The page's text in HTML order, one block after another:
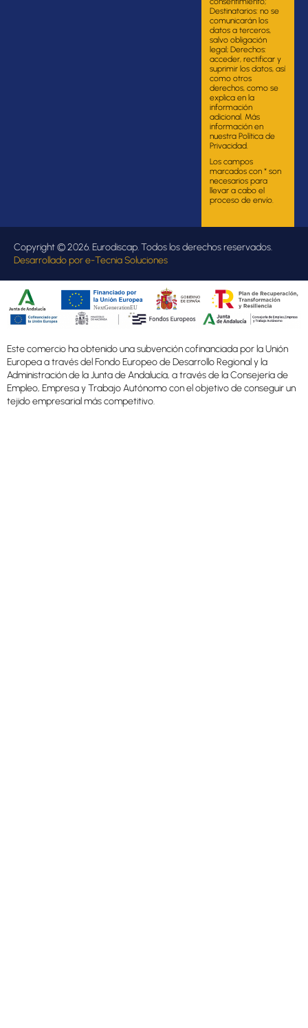
Destinatarios: no se
comunicarán los
datos a terceros,
salvo obligación
legal; Derechos:
acceder, rectificar y
suprimir los datos, así
como otros
derechos, como se
explica en la
información
adicional. Más
información en
nuestra Política de
Privacidad.
Los campos
marcados con * son
necesarios para
llevar a cabo el
proceso de envío.
Copyright © 2026. Eurodiscap. Todos los derechos reservados.
Desarrollado pore-Tecnia Soluciones
Este comercio ha obtenido una subvención cofinanciada por la Unión
Europea a través del Fondo Europeo de Desarrollo Regional y la
Administración de la Junta de Andalucía, a través de la Consejería de
Empleo, Empresa y Trabajo Autónomo con el objetivo de conseguir un
tejido empresarial más competitivo.